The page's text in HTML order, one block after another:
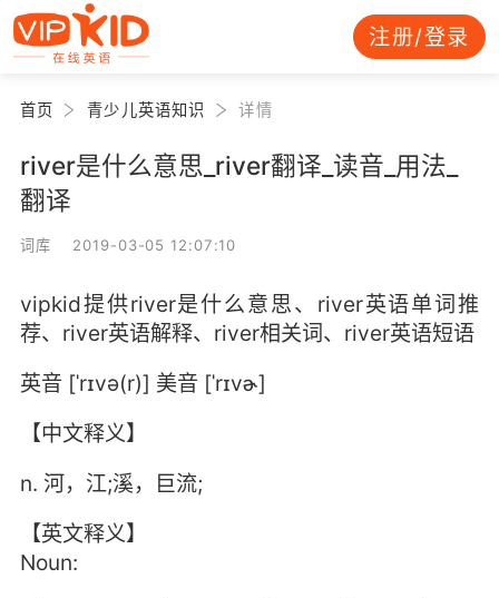
注册/登录
首页 青少儿英语知识 详情
river是什么意思_river翻译_读音_用法_
翻译
词库 2019-03-05 12:07:10
vipkid提供river是什么意思、river英语单词推
荐、river英语解释、river相关词、river英语短语
英音 [ˈrɪvə(r)] 美音 [ˈrɪvɚ]
【中文释义】
n. 河，江;溪，巨流;
【英文释义】
Noun: